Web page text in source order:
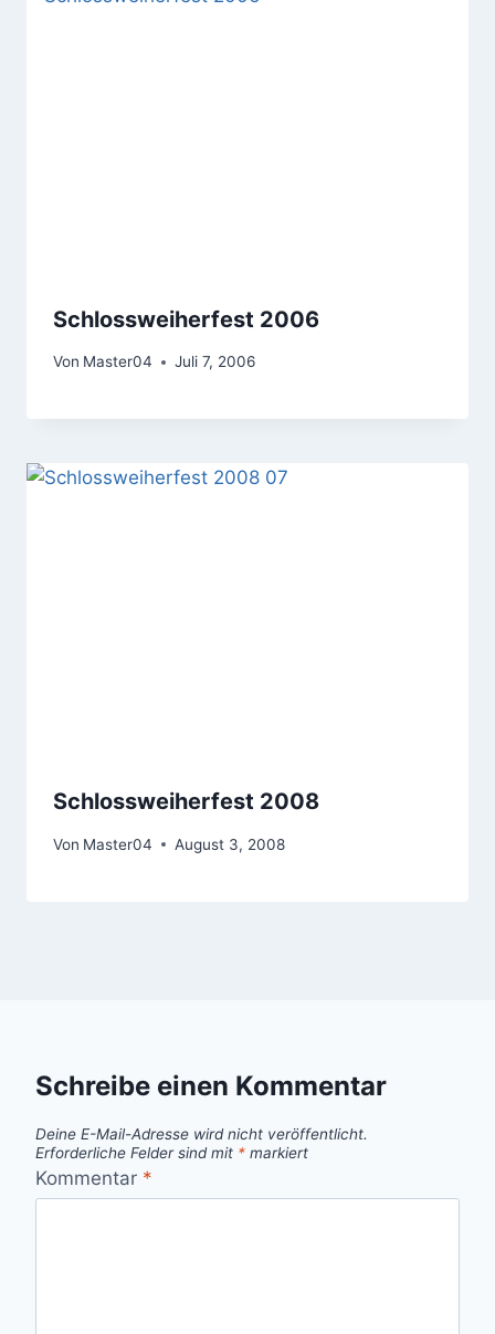
Schlossweiherfest 2006
Von Master04 Juli 7, 2006
Schlossweiherfest 2008
Von Master04 August 3, 2008
Schreibe einen Kommentar
Deine E-Mail-Adresse wird nicht veröffentlicht.
Erforderliche Felder sind mit * markiert
Kommentar *